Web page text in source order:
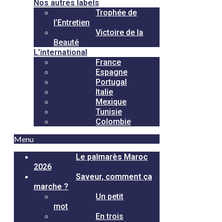
Nos autres labels
Trophée de
l’Entretien
Victoire de la
Beauté
L’international
France
Espagne
Portugal
Italie
Mexique
Tunisie
Colombie
Menu
Le palmarès Maroc
2026
Saveur, comment ça
marche ?
Un petit
mot
En trois